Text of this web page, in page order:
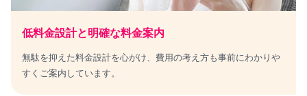
低料金設計と明確な料金案内
無駄を抑えた料金設計を心がけ、費用の考え方も事前にわかりや
すくご案内しています。